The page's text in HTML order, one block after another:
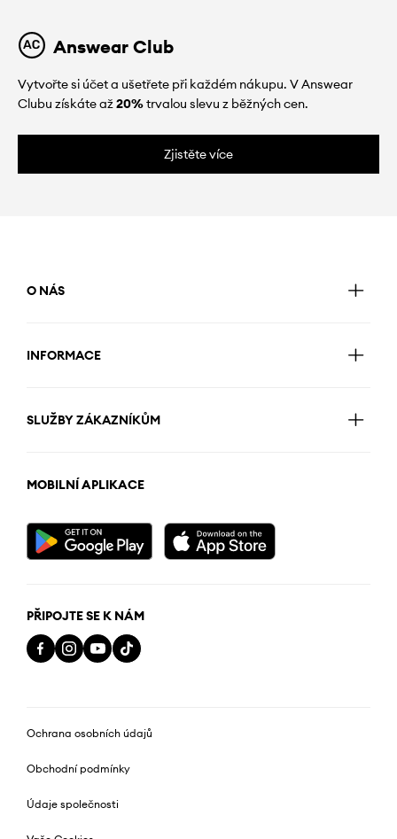
Answear Club
Vytvořte si účet a ušetřete při každém nákupu. V Answear
Clubu získáte až20%trvalou slevu z běžných cen.
Zjistěte více
O NÁS
INFORMACE
SLUŽBY ZÁKAZNÍKŮM
MOBILNÍ APLIKACE
PŘIPOJTE SE K NÁM
Ochrana osobních údajů
Obchodní podmínky
Údaje společnosti